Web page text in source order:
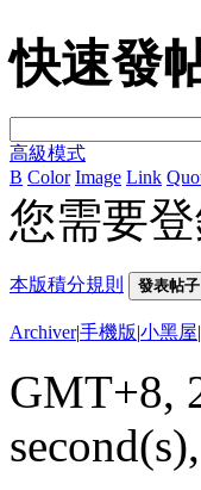
快速發
高級模式
B Color Image Link
您需要
本版積分規則 發表帖子
Archiver|手機版|小黑屋|
GMT+8,